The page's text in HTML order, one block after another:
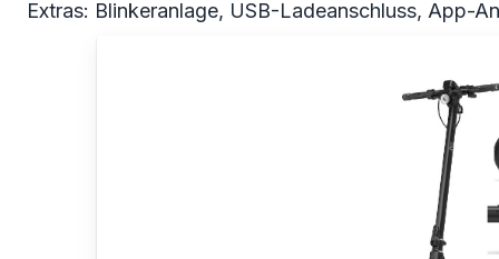
Extras: Blinkeranlage, USB-Ladeanschluss, App-